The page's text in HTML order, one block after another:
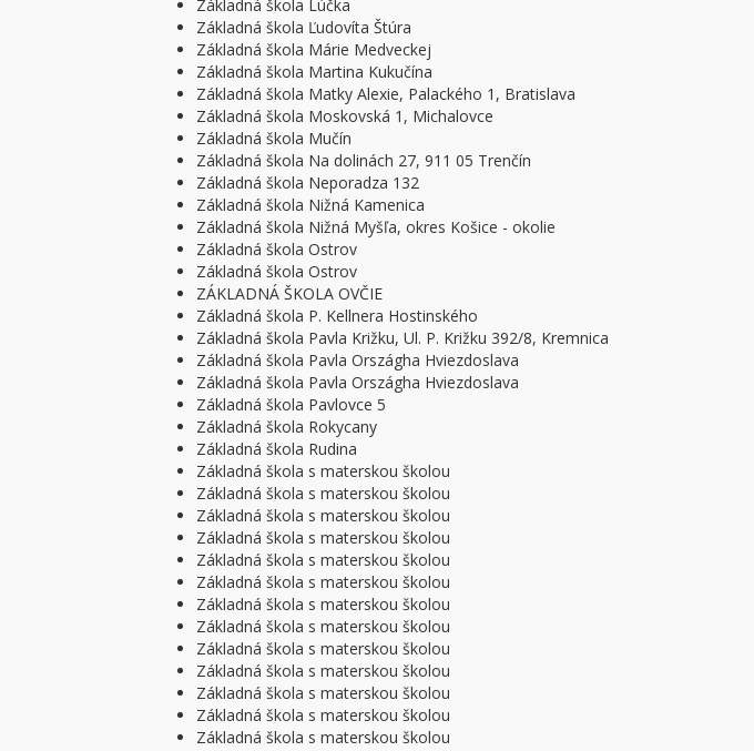
Základná škola Lúčka
Základná škola Ľudovíta Štúra
Základná škola Márie Medveckej
Základná škola Martina Kukučína
Základná škola Matky Alexie, Palackého 1, Bratislava
Základná škola Moskovská 1, Michalovce
Základná škola Mučín
Základná škola Na dolinách 27, 911 05 Trenčín
Základná škola Neporadza 132
Základná škola Nižná Kamenica
Základná škola Nižná Myšľa, okres Košice - okolie
Základná škola Ostrov
Základná škola Ostrov
ZÁKLADNÁ ŠKOLA OVČIE
Základná škola P. Kellnera Hostinského
Základná škola Pavla Križku, Ul. P. Križku 392/8, Kremnica
Základná škola Pavla Országha Hviezdoslava
Základná škola Pavla Országha Hviezdoslava
Základná škola Pavlovce 5
Základná škola Rokycany
Základná škola Rudina
Základná škola s materskou školou
Základná škola s materskou školou
Základná škola s materskou školou
Základná škola s materskou školou
Základná škola s materskou školou
Základná škola s materskou školou
Základná škola s materskou školou
Základná škola s materskou školou
Základná škola s materskou školou
Základná škola s materskou školou
Základná škola s materskou školou
Základná škola s materskou školou
Základná škola s materskou školou